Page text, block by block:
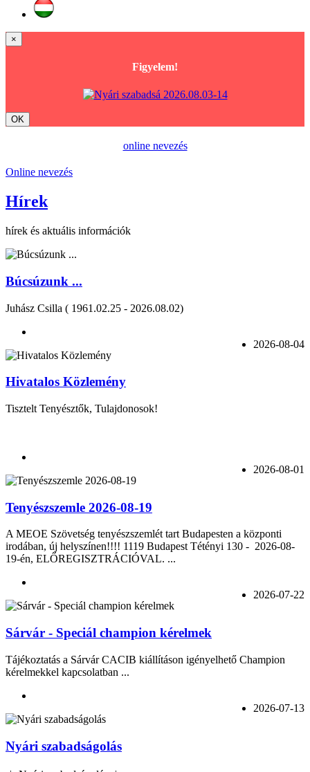
×
Figyelem!
OK
online nevezés
Online nevezés
Hírek
hírek és aktuális információk
Búcsúzunk ...
Juhász Csilla ( 1961.02.25 - 2026.08.02)
2026-08-04
Hivatalos Közlemény
Tisztelt Tenyésztők, Tulajdonosok!
2026-08-01
Tenyészszemle 2026-08-19
A MEOE Szövetség tenyészszemlét tart Budapesten a központi
irodában, új helyszínen!!!! 1119 Budapest Tétényi 130 - 2026-08-
19-én, ELŐREGISZTRÁCIÓVAL. ...
2026-07-22
Sárvár - Speciál champion kérelmek
Tájékoztatás a Sárvár CACIB kiállításon igényelhető Champion
kérelmekkel kapcsolatban ...
2026-07-13
Nyári szabadságolás